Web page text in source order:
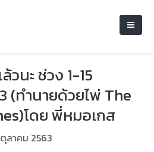
นะ ช่วง 1-15
(ทำนายด้วยไพ่ The
โดย พี่หมอเกส
ลาคม 2563